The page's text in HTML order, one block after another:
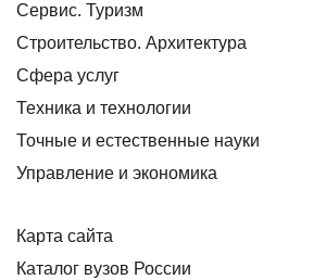
Сервис. Туризм
Строительство. Архитектура
Сфера услуг
Техника и технологии
Точные и естественные науки
Управление и экономика
Карта сайта
Каталог вузов России